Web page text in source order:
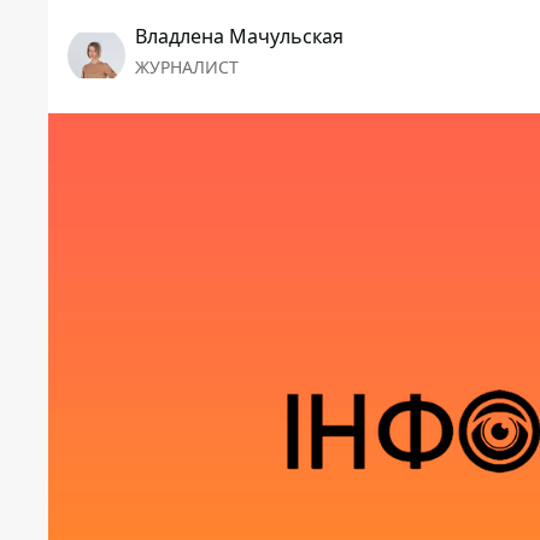
Владлена Мачульская
ЖУРНАЛИСТ